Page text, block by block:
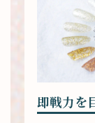
即戦力を